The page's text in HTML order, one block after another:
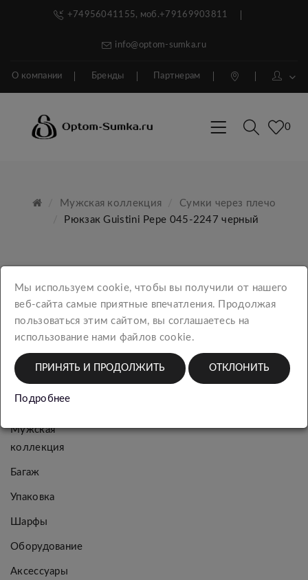
+74956041155, моб.+79169903811
info@optom-sumka.ru
О компании Бренды Партнерам
0
Мужская коллекция
Сумки через плечо
Рюкзак Guistini Pepe 045-2247 черный
КАТЕГОРИИ
Новинки
Женская
коллекция
Мужская
коллекция
Багаж
Упаковка
Шарфы
Оборудование
Аксессуары
Мы используем cookie, чтобы вы получили от нашего
веб-сайта самые приятные впечатления. Продолжая
пользоваться этим сайтом, вы соглашаетесь на
использование нами файлов cookie.
ПРИНЯТЬ И ПРОДОЛЖИТЬ ОТКЛОНИТЬ
Подробнее